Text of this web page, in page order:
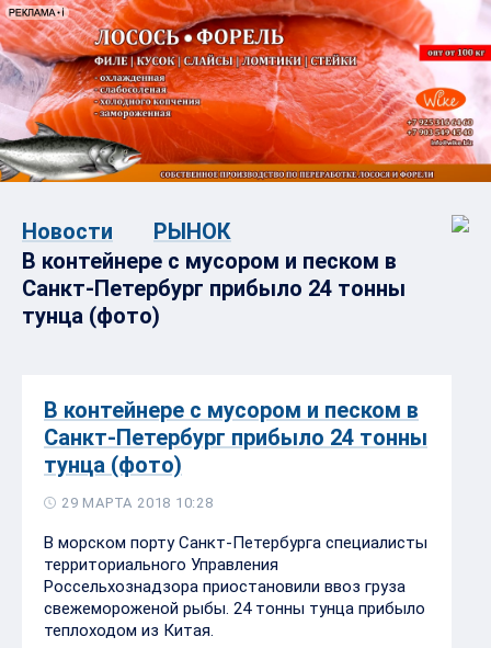
Новости
РЫНОК
В контейнере с мусором и песком в
Санкт-Петербург прибыло 24 тонны
тунца (фото)
В контейнере с мусором и песком в
Санкт-Петербург прибыло 24 тонны
тунца (фото)
29 МАРТА 2018 10:28
В морском порту Санкт-Петербурга специалисты
территориального Управления
Россельхознадзора приостановили ввоз груза
свежемороженой рыбы. 24 тонны тунца прибыло
теплоходом из Китая.